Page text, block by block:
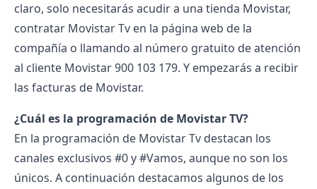
claro, solo necesitarás acudir a una tienda Movistar,
contratar Movistar Tv en la página web de la
compañía o llamando al número gratuito deatención
al cliente Movistar900 103 179. Y empezarás a recibir
las facturas de Movistar.
¿Cuál es la programación de Movistar TV?
En la programación de Movistar Tv destacan los
canales exclusivos #0 y #Vamos, aunque no son los
únicos. A continuación destacamos algunos de los